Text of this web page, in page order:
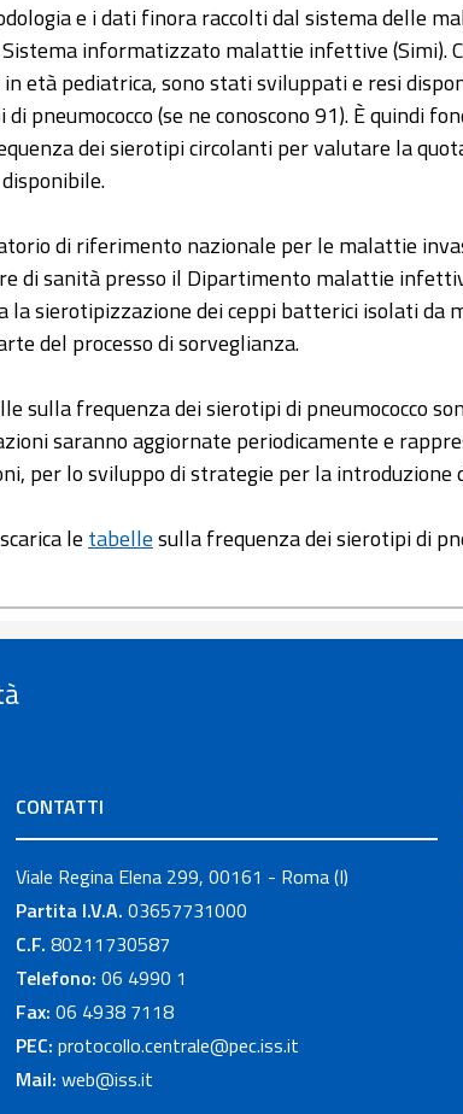
e i dati finora raccolti dal sistema delle
informatizzato malattie infettive (Simi).
età pediatrica, sono stati sviluppati e resi
pneumococco (se ne conoscono 91). È quindi
dei sierotipi circolanti per valutare la
di riferimento nazionale per le malattie
di sanità presso il Dipartimento malattie
la sierotipizzazione dei ceppi batterici isolati da
del processo di sorveglianza.
sulla frequenza dei sierotipi di pneumococco
saranno aggiornate periodicamente e
per lo sviluppo di strategie per la introduzione
le tabellesulla frequenza dei sierotipi di
CONTATTI
Viale Regina Elena 299, 00161 - Roma (I)
Partita I.V.A. 03657731000
C.F. 80211730587
Telefono: 06 4990 1
Fax: 06 4938 7118
PEC: protocollo.centrale@pec.iss.it
Mail: web@iss.it